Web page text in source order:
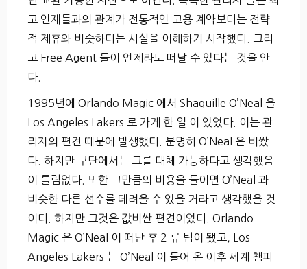
고 인재들과의 관계가 전통적인 고용 계약보다는 전략
적 제휴와 비슷하다는 사실을 이해하기 시작했다. 그리
고 Free Agent 들이 언제라도 떠날 수 있다는 것을 안
다.
1995년에 Orlando Magic 에서 Shaquille O’Neal 을
Los Angeles Lakers 로 가게 한 일 이 있었다. 이는 관
리자의 편견 때문에 발생했다. 분명히 O’Neal 은 비쌌
다. 하지만 구단에서는 그를 대체 가능하다고 생각했음
이 틀림없다. 또한 그만큼의 비용을 들이면 O’Neal 과
비슷한 다른 선수를 데려올 수 있을 거라고 생각했을 것
이다. 하지만 그것은 값비싼 편견이었다. Orlando
Magic 은 O’Neal 이 떠난 후 2 류 팀이 됐고, Los
Angeles Lakers 는 O’Neal 이 들어 온 이후 세계 챔피